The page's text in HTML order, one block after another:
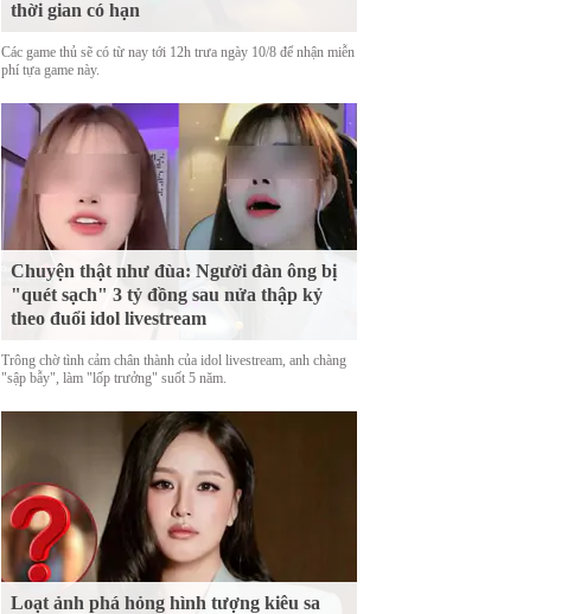
thời gian có hạn
Các game thủ sẽ có từ nay tới 12h trưa ngày 10/8 để nhận miễn
phí tựa game này.
Chuyện thật như đùa: Người đàn ông bị
"quét sạch" 3 tỷ đồng sau nửa thập kỷ
theo đuổi idol livestream
Trông chờ tình cảm chân thành của idol livestream, anh chàng
"sập bẫy", làm "lốp trưởng" suốt 5 năm.
Loạt ảnh phá hỏng hình tượng kiêu sa